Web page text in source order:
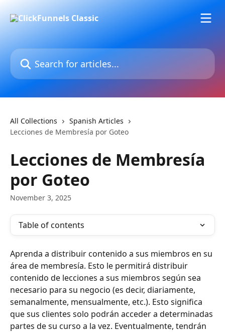
Search for articles...
All Collections
Spanish Articles
Lecciones de Membresía por Goteo
Lecciones de Membresía
por Goteo
November 3, 2025
Table of contents
Aprenda a distribuir contenido a sus miembros en su
área de membresía. Esto le permitirá distribuir
contenido de lecciones a sus miembros según sea
necesario para su negocio (es decir, diariamente,
semanalmente, mensualmente, etc.). Esto significa
que sus clientes solo podrán acceder a determinadas
partes de su curso a la vez. Eventualmente, tendrán